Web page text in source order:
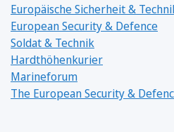
Europäische Sicherheit &
European Security & Defence
Soldat & Technik
Hardthöhenkurier
Marineforum
The European Security &